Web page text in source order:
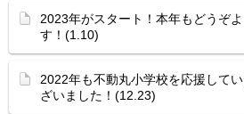
2023年がスタート！本年もどうぞ
す！(1.10)
2022年も不動丸小学校を応援して
ざいました！(12.23)